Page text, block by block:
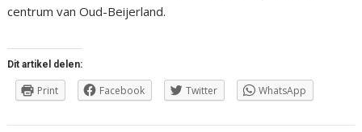
centrum van Oud-Beijerland.
Dit artikel delen:
Print Facebook Twitter WhatsApp